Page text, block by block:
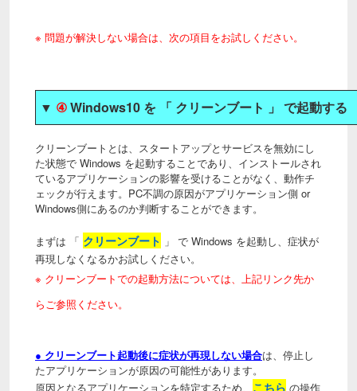
※ 問題が解決しない場合は、次の項目をお試しください。
▼ ④Windows10 を 「 クリーンブート 」 で起動する
クリーンブートとは、スタートアップとサービスを無効にし
た状態で Windows を起動することであり、インストールされ
ているアプリケーションの影響を受けることがなく、動作チ
ェックが行えます。PC不調の原因がアプリケーション側 or
Windows側にあるのか判断することができます。
まずは 「 クリーンブート 」 で Windows を起動し、症状が
再現しなくなるかお試しください。
※ クリーンブートでの起動方法については、上記リンク先か
らご参照ください。
● クリーンブート起動後に症状が再現しない場合は、停止し
たアプリケーションが原因の可能性があります。
原因となるアプリケーションを特定するため、 こちら の操作